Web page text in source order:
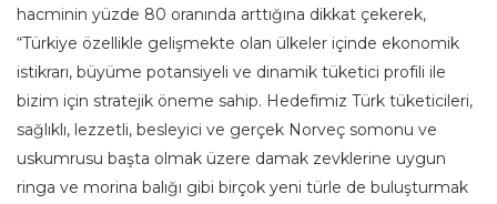
hacminin yüzde 80 oranında arttığına dikkat çekerek,
“Türkiye özellikle gelişmekte olan ülkeler içinde ekonomik
istikrarı, büyüme potansiyeli ve dinamik tüketici profili ile
bizim için stratejik öneme sahip. Hedefimiz Türk tüketicileri,
sağlıklı, lezzetli, besleyici ve gerçek Norveç somonu ve
uskumrusu başta olmak üzere damak zevklerine uygun
ringa ve morina balığı gibi birçok yeni türle de buluşturmak